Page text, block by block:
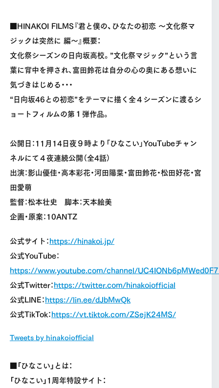
■HINAKOI FILMS『君と僕の、ひなたの初恋 ～文化祭マ
ジックは突然に 編～』概要：
文化祭シーズンの日向坂高校。”文化祭マジック”という言
葉に背中を押され、富田鈴花は自分の心の奥にある想いに
気づきはじめる・・・
“日向坂46との初恋”をテーマに描く全４シーズンに渡るシ
ョートフィルムの第１弾作品。
公開日：11月14日夜９時より「ひなこい」YouTubeチャン
ネルにて４夜連続公開（全4話）
出演：影山優佳・高本彩花・河田陽菜・富田鈴花・松田好花・宮
田愛萌
監督：松本壮史 脚本：天本絵美
企画・原案：10ANTZ
公式サイト：https://hinakoi.jp/
公式YouTube：
https://www.youtube.com/channel/
公式Twitter：https://twitter.com/hinakoiofficial
公式LINE：https://lin.ee/dJbMwQk
公式TikTok：https://vt.tiktok.com/ZSejK24MS/
Tweets by hinakoiofficial
■「ひなこい」とは：
「ひなこい」1周年特設サイト：